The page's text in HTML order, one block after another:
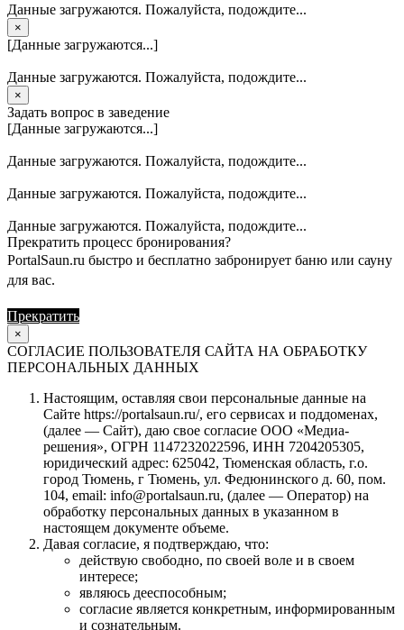
Данные загружаются. Пожалуйста, подождите...
×
[Данные загружаются...]
Данные загружаются. Пожалуйста, подождите...
×
Задать вопрос в заведение
[Данные загружаются...]
Данные загружаются. Пожалуйста, подождите...
Данные загружаются. Пожалуйста, подождите...
Данные загружаются. Пожалуйста, подождите...
Прекратить процесс бронирования?
PortalSaun.ru быстро и бесплатно забронирует баню или сауну
для вас.
Прекратить
×
СОГЛАСИЕ ПОЛЬЗОВАТЕЛЯ САЙТА НА ОБРАБОТКУ
ПЕРСОНАЛЬНЫХ ДАННЫХ
Настоящим, оставляя свои персональные данные на
Сайте https://portalsaun.ru/, его сервисах и поддоменах,
(далее — Сайт), даю свое согласие ООО «Медиа-
решения», ОГРН 1147232022596, ИНН 7204205305,
юридический адрес: 625042, Тюменская область, г.о.
город Тюмень, г Тюмень, ул. Федюнинского д. 60, пом.
104, email: info@portalsaun.ru, (далее — Оператор) на
обработку персональных данных в указанном в
настоящем документе объеме.
Давая согласие, я подтверждаю, что:
действую свободно, по своей воле и в своем
интересе;
являюсь дееспособным;
согласие является конкретным, информированным
и сознательным.